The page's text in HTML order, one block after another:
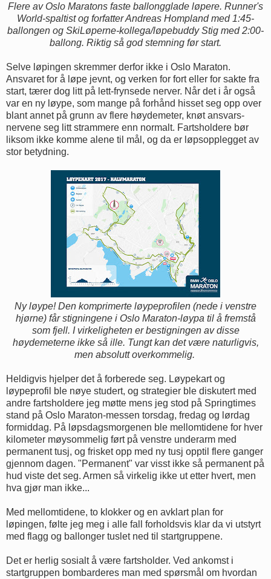
Flere av Oslo Maratons faste ballongglade løpere. Runner's
World-spaltist og forfatter Andreas Hompland med 1:45-
ballongen og SkiLøperne-kollega/løpebuddy Stig med 2:00-
ballong. Riktig så god stemning før start.
Selve løpingen skremmer derfor ikke i Oslo Maraton.
Ansvaret for å løpe jevnt, og verken for fort eller for sakte fra
start, tærer dog litt på lett-frynsede nerver. Når det i år også
var en ny løype, som mange på forhånd hisset seg opp over
blant annet på grunn av flere høydemeter, knøt ansvars-
nervene seg litt strammere enn normalt. Fartsholdere bør
liksom ikke komme alene til mål, og da er løpsopplegget av
stor betydning.
Ny løype! Den komprimerte løypeprofilen (nede i venstre
hjørne) får stigningene i Oslo Maraton-løypa til å fremstå
som fjell. I virkeligheten er bestigningen av disse
høydemeterne ikke så ille. Tungt kan det være naturligvis,
men absolutt overkommelig.
Heldigvis hjelper det å forberede seg. Løypekart og
løypeprofil ble nøye studert, og strategier ble diskutert med
andre fartsholdere jeg møtte mens jeg stod på Springtimes
stand på Oslo Maraton-messen torsdag, fredag og lørdag
formiddag. På løpsdagsmorgenen ble mellomtidene for hver
kilometer møysommelig ført på venstre underarm med
permanent tusj, og frisket opp med ny tusj opptil flere ganger
gjennom dagen. "Permanent" var visst ikke så permanent på
hud viste det seg. Armen så virkelig ikke ut etter hvert, men
hva gjør man ikke...
Med mellomtidene, to klokker og en avklart plan for
løpingen, følte jeg meg i alle fall forholdsvis klar da vi utstyrt
med flagg og ballonger tuslet ned til startgruppene.
Det er herlig sosialt å være fartsholder. Ved ankomst i
startgruppen bombarderes man med spørsmål om hvordan